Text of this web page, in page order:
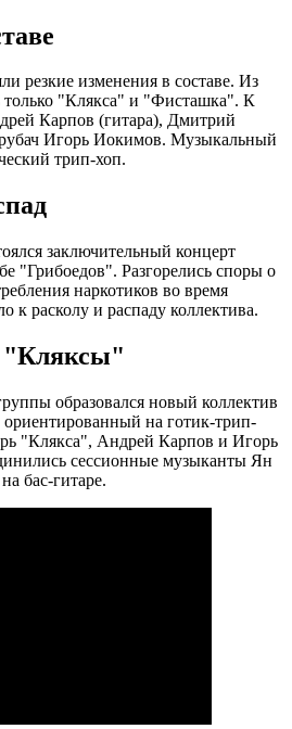
резкие изменения в составе. Из
только "Клякса" и "Фисташка". К
Карпов (гитара), Дмитрий
Игорь Иокимов. Музыкальный
трип-хоп.
заключительный концерт
"Грибоедов". Разгорелись споры о
наркотиков во время
к расколу и распаду коллектива.
"Кляксы"
образовался новый коллектив
на готик-трип-
"Клякса", Андрей Карпов и Игорь
сессионные музыканты Ян
бас-гитаре.